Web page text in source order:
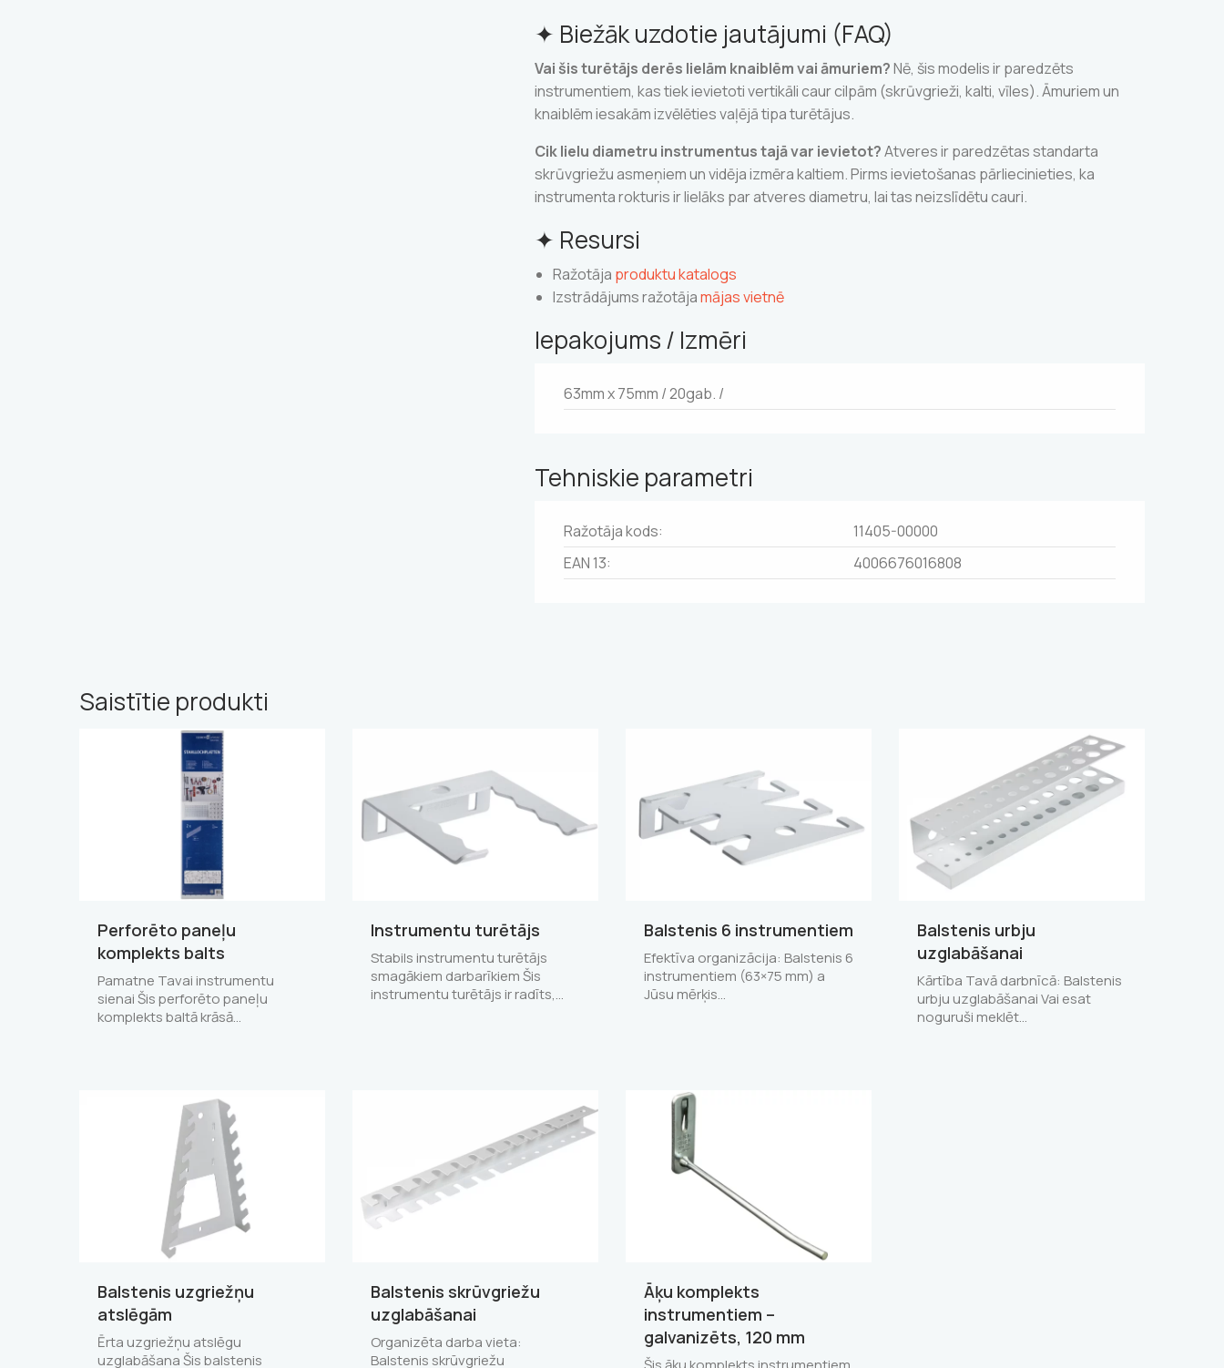
✦ Biežāk uzdotie jautājumi (FAQ)
Vai šis turētājs derēs lielām knaiblēm vai āmuriem?Nē, šis modelis ir paredzēts
instrumentiem, kas tiek ievietoti vertikāli caur cilpām (skrūvgrieži, kalti, vīles). Āmuriem un
knaiblēm iesakām izvēlēties vaļējā tipa turētājus.
Cik lielu diametru instrumentus tajā var ievietot?Atveres ir paredzētas standarta
skrūvgriežu asmeņiem un vidēja izmēra kaltiem. Pirms ievietošanas pārliecinieties, ka
instrumenta rokturis ir lielāks par atveres diametru, lai tas neizslīdētu cauri.
✦ Resursi
Ražotāja produktu katalogs
Izstrādājums ražotājamājas vietnē
Iepakojums / Izmēri
63mm x 75mm / 20gab. /
Tehniskie parametri
Ražotāja kods:
11405-00000
EAN 13:
4006676016808
Saistītie produkti
Perforēto paneļu
komplekts balts
Pamatne Tavai instrumentu
sienai Šis perforēto paneļu
komplekts baltā krāsā…
Instrumentu turētājs
Stabils instrumentu turētājs
smagākiem darbarīkiem Šis
instrumentu turētājs ir radīts,…
Balstenis 6 instrumentiem
Efektīva organizācija: Balstenis 6
instrumentiem (63×75 mm) a
Jūsu mērķis…
Balstenis urbju
uzglabāšanai
Kārtība Tavā darbnīcā: Balstenis
urbju uzglabāšanai Vai esat
noguruši meklēt…
Balstenis uzgriežņu
atslēgām
Ērta uzgriežņu atslēgu
uzglabāšana Šis balstenis
Balstenis skrūvgriežu
uzglabāšanai
Organizēta darba vieta:
Balstenis skrūvgriežu
Āķu komplekts
instrumentiem –
galvanizēts, 120 mm